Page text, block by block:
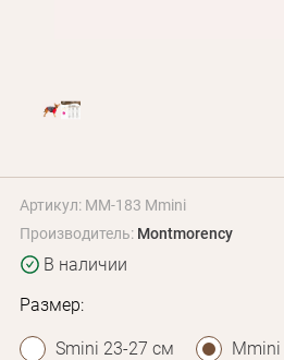
Артикул: MM-183 Mmini
Производитель: Montmorency
В наличии
Размер:
Smini 23-27 см